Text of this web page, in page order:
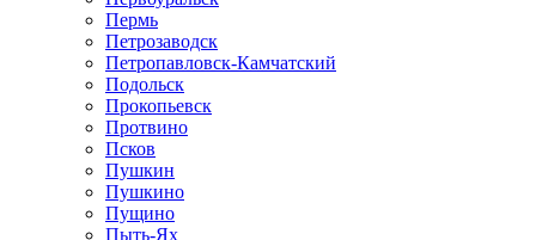
Пермь
Петрозаводск
Петропавловск-Камчатский
Подольск
Прокопьевск
Протвино
Псков
Пушкин
Пушкино
Пущино
Пыть-Ях